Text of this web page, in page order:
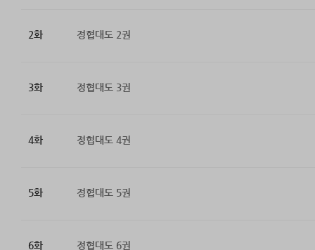
2화 정협대도 2권
3화 정협대도 3권
4화 정협대도 4권
5화 정협대도 5권
6화 정협대도 6권